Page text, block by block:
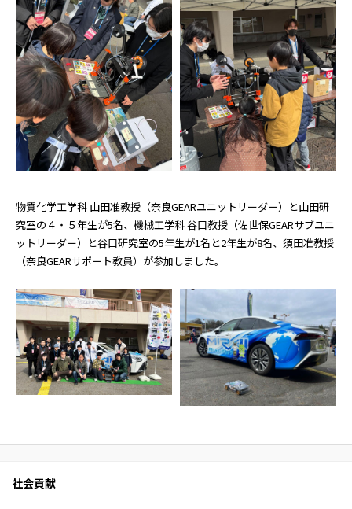
物質化学工学科 山田准教授（奈良GEARユニットリーダー）と山田研
究室の４・５年生が5名、機械工学科 谷口教授（佐世保GEARサブユニ
ットリーダー）と谷口研究室の5年生が1名と2年生が8名、須田准教授
（奈良GEARサポート教員）が参加しました。
社会貢献